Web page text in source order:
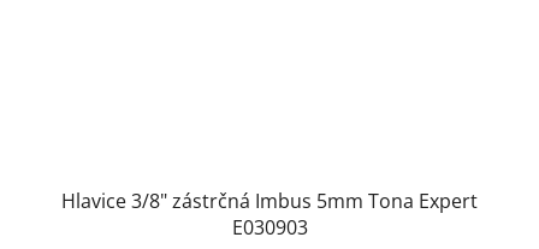
Hlavice 3/8" zástrčná Imbus 5mm Tona Expert
E030903